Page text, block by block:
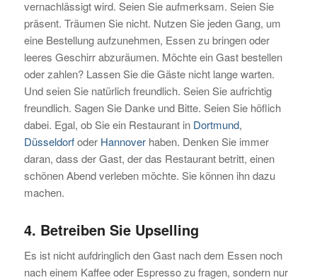
vernachlässigt wird. Seien Sie aufmerksam. Seien Sie
präsent. Träumen Sie nicht. Nutzen Sie jeden Gang, um
eine Bestellung aufzunehmen, Essen zu bringen oder
leeres Geschirr abzuräumen. Möchte ein Gast bestellen
oder zahlen? Lassen Sie die Gäste nicht lange warten.
Und seien Sie natürlich freundlich. Seien Sie aufrichtig
freundlich. Sagen Sie Danke und Bitte. Seien Sie höflich
dabei. Egal, ob Sie ein Restaurant in Dortmund,
Düsseldorfoder Hannoverhaben. Denken Sie immer
daran, dass der Gast, der das Restaurant betritt, einen
schönen Abend verleben möchte. Sie können ihn dazu
machen.
4. Betreiben Sie Upselling
Es ist nicht aufdringlich den Gast nach dem Essen noch
nach einem Kaffee oder Espresso zu fragen, sondern nur